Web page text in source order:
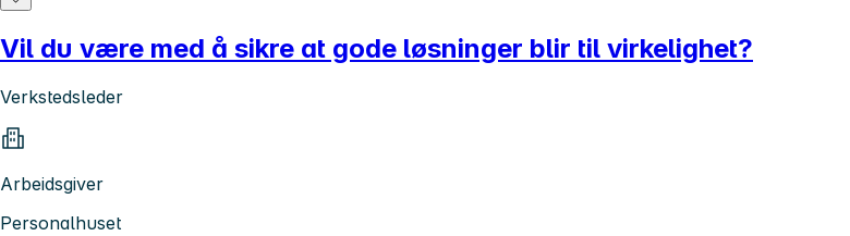
Vil du være med å sikre at gode løsninger blir til virkelighet?
Verkstedsleder
Arbeidsgiver
Personalhuset